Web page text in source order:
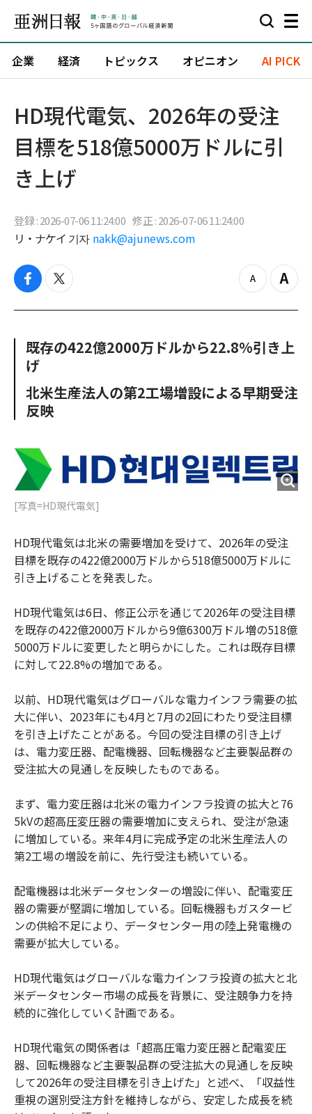
企業 経済 トピックス オピニオン AI PICK
HD現代電気、2026年の受注
目標を518億5000万ドルに引
き上げ
登録 : 2026-07-06 11:24:00 修正 : 2026-07-06 11:24:00
リ・ナケイ 기자 nakk@ajunews.com
f
c
o
o
t
i
e
z
o
u
Z
o
n
既存の422億2000万ドルから22.8%引き上
げ
北米生産法人の第2工場増設による早期受注
反映
[写真=HD現代電気]
HD現代電気は北米の需要増加を受けて、2026年の受注
目標を既存の422億2000万ドルから518億5000万ドルに
引き上げることを発表した。
HD現代電気は6日、修正公示を通じて2026年の受注目標
を既存の422億2000万ドルから9億6300万ドル増の518億
5000万ドルに変更したと明らかにした。これは既存目標
に対して22.8%の増加である。
以前、HD現代電気はグローバルな電力インフラ需要の拡
大に伴い、2023年にも4月と7月の2回にわたり受注目標
を引き上げたことがある。今回の受注目標の引き上げ
は、電力変圧器、配電機器、回転機器など主要製品群の
受注拡大の見通しを反映したものである。
まず、電力変圧器は北米の電力インフラ投資の拡大と76
5kVの超高圧変圧器の需要増加に支えられ、受注が急速
に増加している。来年4月に完成予定の北米生産法人の
第2工場の増設を前に、先行受注も続いている。
配電機器は北米データセンターの増設に伴い、配電変圧
器の需要が堅調に増加している。回転機器もガスタービ
ンの供給不足により、データセンター用の陸上発電機の
需要が拡大している。
HD現代電気はグローバルな電力インフラ投資の拡大と北
米データセンター市場の成長を背景に、受注競争力を持
続的に強化していく計画である。
HD現代電気の関係者は「超高圧電力変圧器と配電変圧
器、回転機器など主要製品群の受注拡大の見通しを反映
して2026年の受注目標を引き上げた」と述べ、「収益性
重視の選別受注方針を維持しながら、安定した成長を続